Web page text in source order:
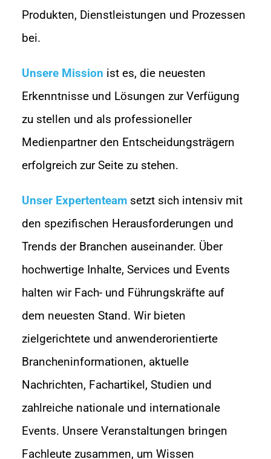
Produkten, Dienstleistungen und Prozessen
bei.
Unsere Mission ist es, die neuesten
Erkenntnisse und Lösungen zur Verfügung
zu stellen und als professioneller
Medienpartner den Entscheidungsträgern
erfolgreich zur Seite zu stehen.
Unser Expertenteamsetzt sich intensiv mit
den spezifischen Herausforderungen und
Trends der Branchen auseinander. Über
hochwertige Inhalte, Services und Events
halten wir Fach- und Führungskräfte auf
dem neuesten Stand. Wir bieten
zielgerichtete und anwenderorientierte
Brancheninformationen, aktuelle
Nachrichten, Fachartikel, Studien und
zahlreiche nationale und internationale
Events. Unsere Veranstaltungen bringen
Fachleute zusammen, um Wissen